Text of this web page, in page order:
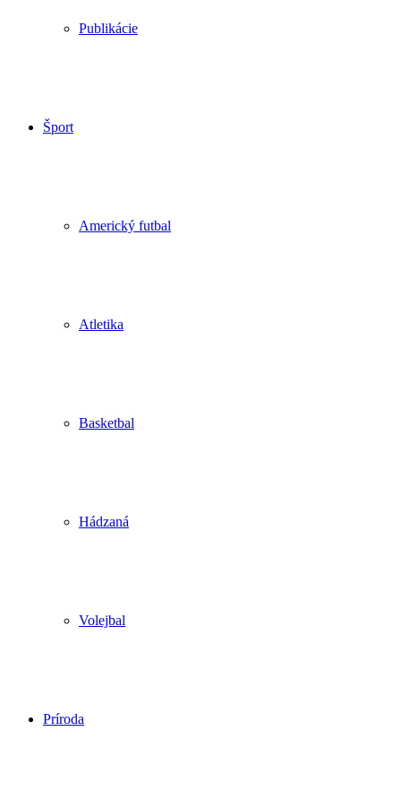
Publikácie
Šport
Americký futbal
Atletika
Basketbal
Hádzaná
Volejbal
Príroda